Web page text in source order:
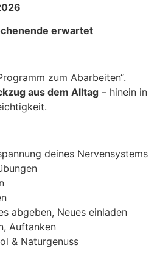
erwartet
zum Abarbeiten“.
aus dem Alltag – hinein in
deines Nervensystems
abgeben, Neues einladen
Auftanken
& Naturgenuss